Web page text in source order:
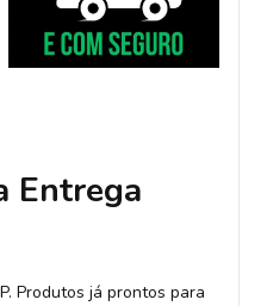
Entrega
Produtos já prontos para